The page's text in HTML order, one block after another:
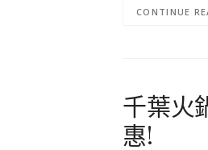
CONTINUE
千葉火
惠!